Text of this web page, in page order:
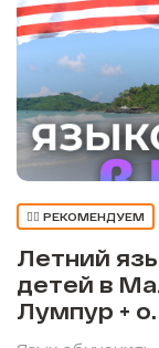
👍🏼 РЕКОМЕНДУЕМ
Летний
детей в
Лумпур +